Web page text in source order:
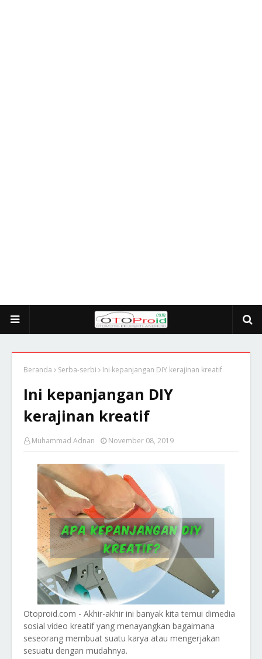
Beranda Serba-serbi Ini kepanjangan DIY kerajinan kreatif
Ini kepanjangan DIY
kerajinan kreatif
Muhammad Adnan November 08, 2019
Otoproid.com - Akhir-akhir ini banyak kita temui dimedia
sosial video kreatif yang menayangkan bagaimana
seseorang membuat suatu karya atau mengerjakan
sesuatu dengan mudahnya.